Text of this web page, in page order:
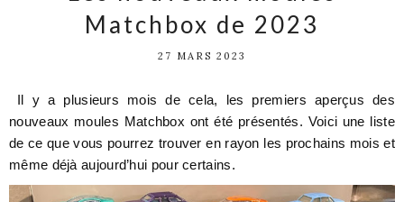
Matchbox de 2023
27 MARS 2023
Il y a plusieurs mois de cela, les premiers aperçus des
nouveaux moules Matchbox ont été présentés. Voici une liste
de ce que vous pourrez trouver en rayon les prochains mois et
même déjà aujourd’hui pour certains.